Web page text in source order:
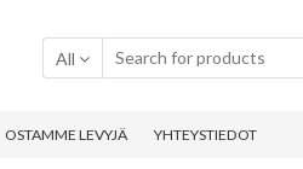
All
OSTAMME LEVYJÄ YHTEYSTIEDOT